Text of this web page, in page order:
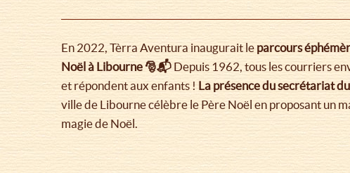
En 2022, Tèrra Aventura inaugurait le parcours
Noël à Libourne 🎅📬 Depuis 1962, tous les courriers
et répondent aux enfants ! La présence du secrétariat
ville de Libourne célèbre le Père Noël en proposant un
magie de Noël.